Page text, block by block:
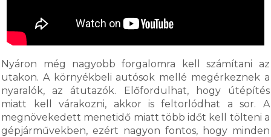
Nyáron még nagyobb forgalomra kell számítani az
utakon. A környékbeli autósok mellé megérkeznek a
nyaralók, az átutazók. Előfordulhat, hogy útépítés
miatt kell várakozni, akkor is feltorlódhat a sor. A
megnövekedett menetidő miatt több időt kell tölteni a
gépjárművekben, ezért nagyon fontos, hogy minden